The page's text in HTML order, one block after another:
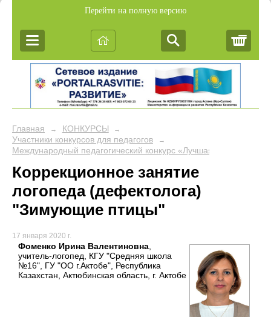
Перейти на полную версию
Главная → КОНКУРСЫ →
Участники конкурсов для педагогов →
Международный педагогический конкурс «Лучшая презентация
Коррекционное занятие
логопеда (дефектолога)
"Зимующие птицы"
17 января 2020 г.
Фоменко Ирина Валентиновна,
учитель-логопед, КГУ "Средняя школа
№16", ГУ "ОО г.Актобе", Республика
Казахстан, Актюбинская область, г. Актобе